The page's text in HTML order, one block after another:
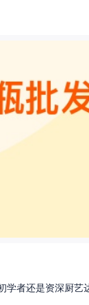
学者还是资深厨艺